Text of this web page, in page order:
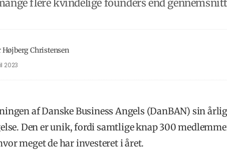
flere kvindelige founders end
Højberg Christensen
2023
af Danske Business Angels (DanBAN) sin
Den er unik, fordi samtlige knap 300
meget de har investeret i året.